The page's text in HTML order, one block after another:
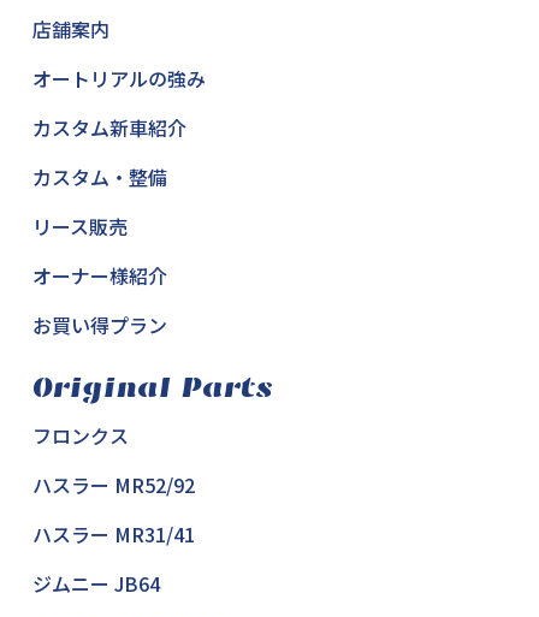
店舗案内
オートリアルの強み
カスタム新車紹介
カスタム・整備
リース販売
オーナー様紹介
お買い得プラン
Original Parts
フロンクス
ハスラー MR52/92
ハスラー MR31/41
ジムニー JB64